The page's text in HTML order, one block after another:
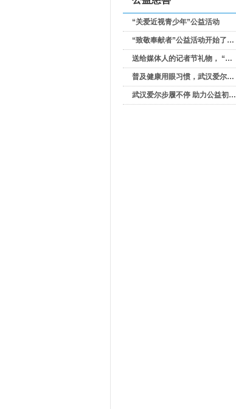
“关爱近视青少年”公益活动
“致敬奉献者”公益活动开始了…
送给媒体人的记者节礼物， “…
普及健康用眼习惯，武汉爱尔…
武汉爱尔步履不停 助力公益初…